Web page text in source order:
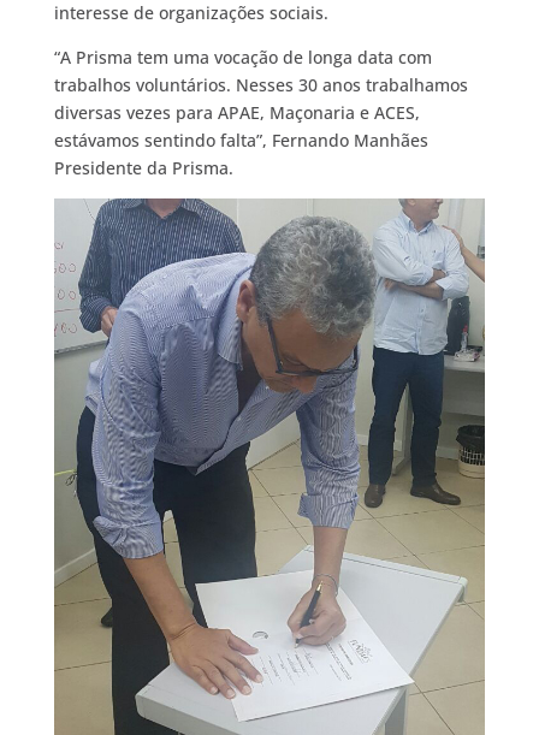
interesse de organizações sociais.
“A Prisma tem uma vocação de longa data com
trabalhos voluntários. Nesses 30 anos trabalhamos
diversas vezes para APAE, Maçonaria e ACES,
estávamos sentindo falta”, Fernando Manhães
Presidente da Prisma.